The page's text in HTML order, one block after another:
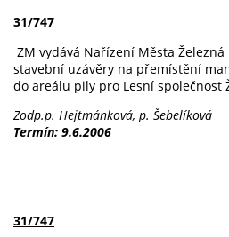
31/747
ZM vydává Nařízení Města
stavební uzávěry na přemístění
do areálu pily pro Lesní společnost
Zodp.p. Hejtmánková, p. Šebelíková
Termín: 9.6.2006
31/747